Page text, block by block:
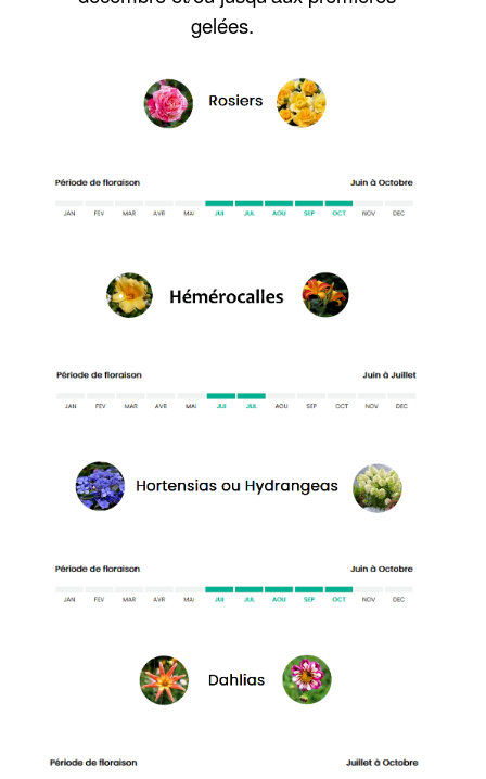
gelées.